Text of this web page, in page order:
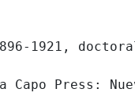
1921,
Press: